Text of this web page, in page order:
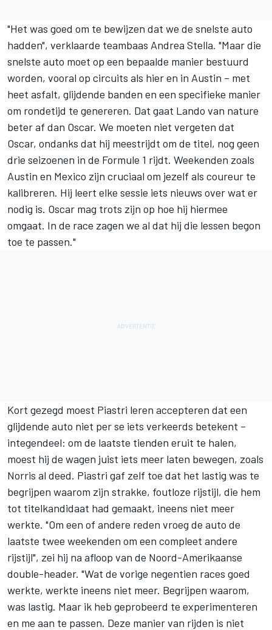
"Het was goed om te bewijzen dat we de snelste auto
hadden", verklaarde teambaas Andrea Stella. "Maar die
snelste auto moet op een bepaalde manier bestuurd
worden, vooral op circuits als hier en in Austin – met
heet asfalt, glijdende banden en een specifieke manier
om rondetijd te genereren. Dat gaat Lando van nature
beter af dan Oscar. We moeten niet vergeten dat
Oscar, ondanks dat hij meestrijdt om de titel, nog geen
drie seizoenen in de Formule 1 rijdt. Weekenden zoals
Austin en Mexico zijn cruciaal om jezelf als coureur te
kalibreren. Hij leert elke sessie iets nieuws over wat er
nodig is. Oscar mag trots zijn op hoe hij hiermee
omgaat. In de race zagen we al dat hij die lessen begon
toe te passen."
Kort gezegd moest Piastri leren accepteren dat een
glijdende auto niet per se iets verkeerds betekent –
integendeel: om de laatste tienden eruit te halen,
moest hij de wagen juist iets meer laten bewegen, zoals
Norris al deed. Piastri gaf zelf toe dat het lastig was te
begrijpen waarom zijn strakke, foutloze rijstijl, die hem
tot titelkandidaat had gemaakt, ineens niet meer
werkte. "Om een of andere reden vroeg de auto de
laatste twee weekenden om een compleet andere
rijstijl", zei hij na afloop van de Noord-Amerikaanse
double-header. "Wat de vorige negentien races goed
werkte, werkte ineens niet meer. Begrijpen waarom,
was lastig. Maar ik heb geprobeerd te experimenteren
en me aan te passen. Deze manier van rijden is niet